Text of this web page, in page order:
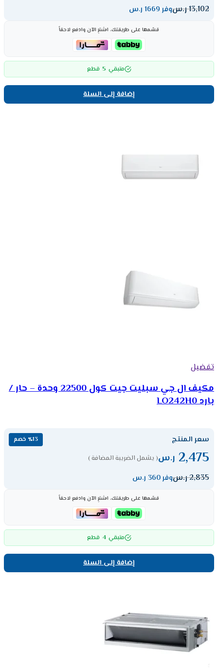
13,102ر.سوفر 1669 ر.س
قسّمها على طريقتك، اشترِ الآن وادفع لاحقاً
متبقي 5 قطع
إضافة إلى السلة
تفضيل
مكيف ال جي سبليت جيت كول 22500 وحدة – حار /
بارد LO242H0
سعر المنتج ٪13 خصم
2,475 ر.س( يشمل الضريبة المضافة )
2,835ر.سوفر 360 ر.س
قسّمها على طريقتك، اشترِ الآن وادفع لاحقاً
متبقي 4 قطع
إضافة إلى السلة